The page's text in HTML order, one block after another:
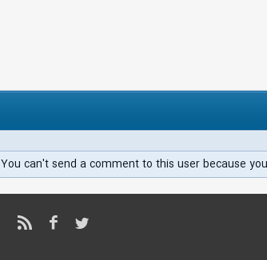
You can't send a comment to this user because